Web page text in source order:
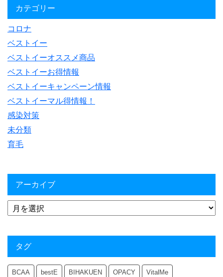
カテゴリー
コロナ
ベストイー
ベストイーオススメ商品
ベストイーお得情報
ベストイーキャンペーン情報
ベストイーマル得情報！
感染対策
未分類
育毛
アーカイブ
タグ
BCAA bestE BIHAKUEN OPACY VitalMe